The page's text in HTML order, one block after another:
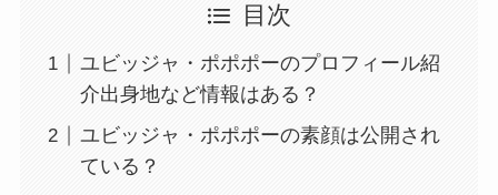
目次
ユビッジャ・ポポポーのプロフィール紹
介出身地など情報はある？
ユビッジャ・ポポポーの素顔は公開され
ている？